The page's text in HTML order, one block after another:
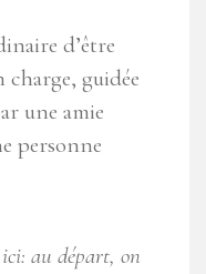
d’être
charge, guidée
une amie
personne
ici: au départ, on